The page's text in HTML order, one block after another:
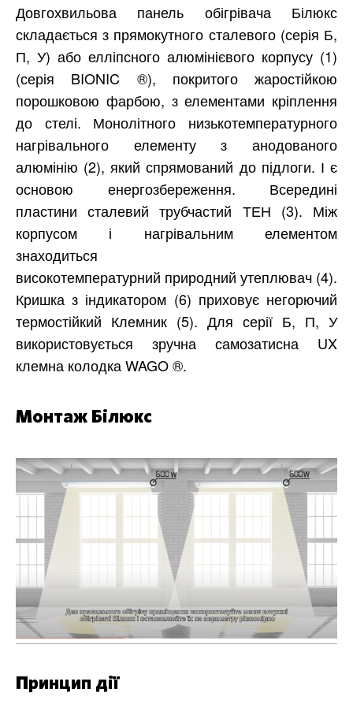
Довгохвильова панель обігрівача Білюкс
складається з прямокутного сталевого (серія Б,
П, У) або елліпсного алюмінієвого корпусу (1)
(серія BIONIC ®), покритого жаростійкою
порошковою фарбою, з елементами кріплення
до стелі. Монолітного низькотемпературного
нагрівального елементу з анодованого
алюмінію (2), який спрямований до підлоги. І є
основою енергозбереження. Всередині
пластини сталевий трубчастий ТЕН (3). Між
корпусом і нагрівальним елементом
знаходиться
високотемпературний природний утеплювач (4).
Кришка з індикатором (6) приховує негорючий
термостійкий Клемник (5). Для серії Б, П, У
використовується зручна самозатисна UX
клемна колодка WAGO ®.
Монтаж Білюкс
Принцип дії